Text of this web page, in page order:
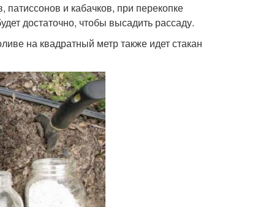
и кабачков, при перекопке
достаточно, чтобы высадить рассаду.
на квадратный метр также идет стакан